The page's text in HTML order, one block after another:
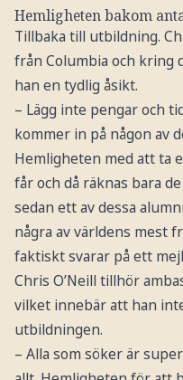
Hemligheten bakom
Tillbaka till utbildning.
från Columbia och kring
han en tydlig åsikt.
– Lägg inte pengar och
kommer in på någon av
Hemligheten med att ta
får och då räknas bara
sedan ett av dessa
några av världens mest
faktiskt svarar på ett
Chris O’Neill tillhör
vilket innebär att han
utbildningen.
– Alla som söker är